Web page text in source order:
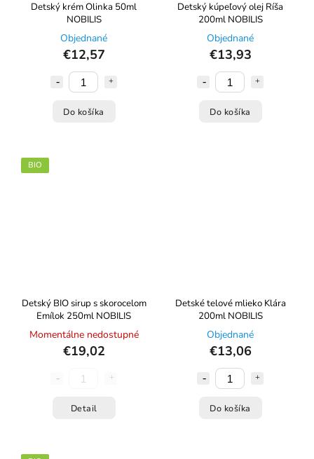
Detský krém Olinka 50ml
NOBILIS
Objednané
€12,57
Do košíka
Detský kúpeľový olej Ríša
200ml NOBILIS
Objednané
€13,93
Do košíka
BIO
Detský BIO sirup s skorocelom
Emílok 250ml NOBILIS
Momentálne nedostupné
€19,02
Detail
Detské telové mlieko Klára
200ml NOBILIS
Objednané
€13,06
Do košíka